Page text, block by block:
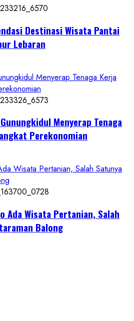
Destinasi Wisata Pantai
Lebaran
Menyerap Tenaga Kerja
Menyerap Tenaga
Perekonomian
Wisata Pertanian, Salah Satunya
Ada Wisata Pertanian, Salah
Balong